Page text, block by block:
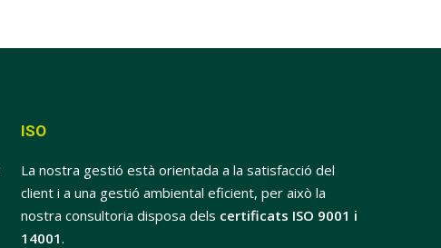
ISO
La nostra gestió està orientada a la satisfacció del
client i a una gestió ambiental eficient, per això la
nostra consultoria disposa dels certificats ISO 9001 i
14001.